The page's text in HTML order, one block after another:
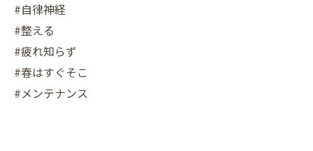
#自律神経
#整える
#疲れ知らず
#春はすぐそこ
#メンテナンス